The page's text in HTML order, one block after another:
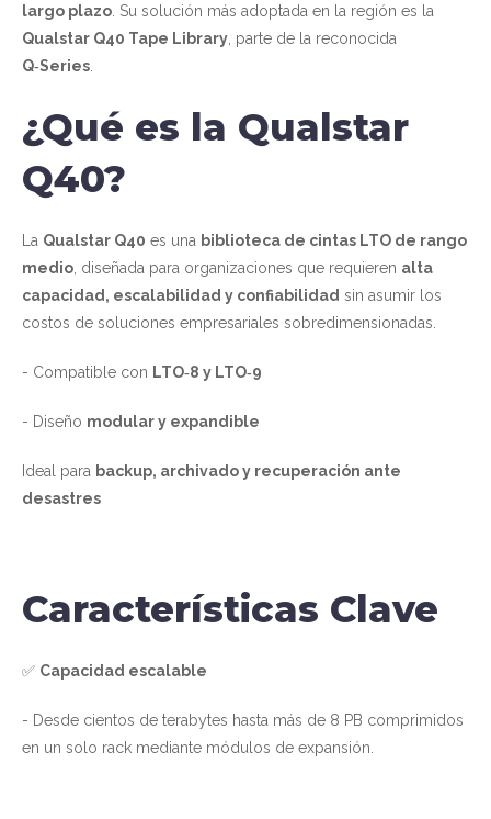
largo plazo . Su solución más adoptada en la región es la
Qualstar Q40 Tape Library , parte de la reconocida
Q‑Series
¿Qué es la Qualstar
Q40?
La Qualstar Q40 es una biblioteca de cintas LTO de rango
medio , diseñada para organizaciones que requieren alta
capacidad, escalabilidad y confiabilidad sin asumir los
costos de soluciones empresariales sobredimensionadas.
- Compatible con LTO‑8 y LTO‑9
- Diseño modular y expandible
Ideal para backup, archivado y recuperación ante
desastres
Características Clave
✅ Capacidad escalable
- Desde cientos de terabytes hasta más de 8 PB comprimidos
en un solo rack mediante módulos de expansión.